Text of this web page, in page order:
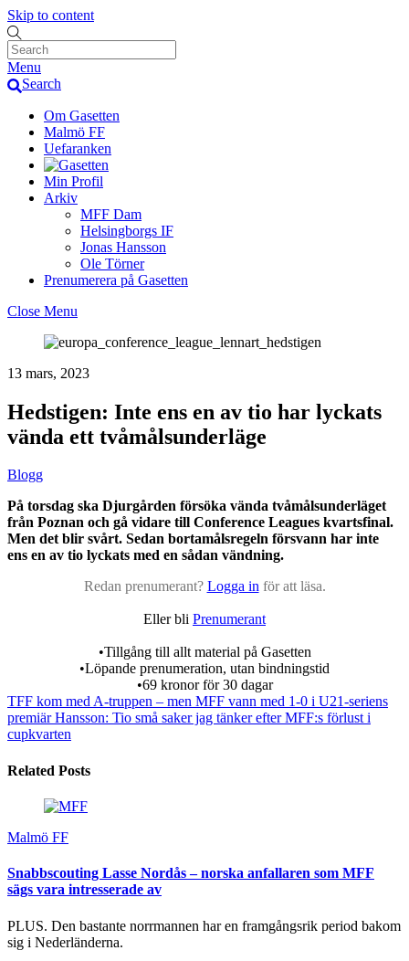
Skip to content
Menu
Search
Om Gasetten
Malmö FF
Uefaranken
Min Profil
Arkiv
MFF Dam
Helsingborgs IF
Jonas Hansson
Ole Törner
Prenumerera på Gasetten
Close Menu
13 mars, 2023
Hedstigen: Inte ens en av tio har lyckats
vända ett tvåmålsunderläge
Blogg
På torsdag ska Djurgården försöka vända tvåmålsunderläget
från Poznan och gå vidare till Conference Leagues kvartsfinal.
Men det blir svårt. Sedan bortamålsregeln försvann har inte
ens en av tio lyckats med en sådan vändning.
Redan prenumerant? Logga in för att läsa.
Eller bli Prenumerant
•Tillgång till allt material på Gasetten
•Löpande prenumeration, utan bindningstid
•69 kronor för 30 dagar
TFF kom med A-truppen – men MFF vann med 1-0 i U21-seriens
premiärHansson: Tio små saker jag tänker efter MFF:s förlust i
cupkvarten
Related Posts
Malmö FF
Snabbscouting Lasse Nordås – norska anfallaren som MFF
sägs vara intresserade av
PLUS. Den bastante norrmannen har en framgångsrik period bakom
sig i Nederländerna.